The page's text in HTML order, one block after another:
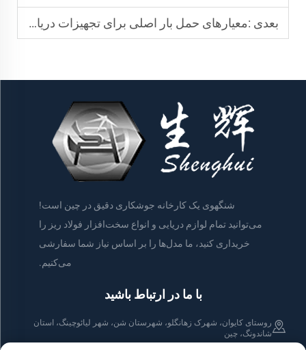
بعدی :معیارهای حمل بار اصلی برای تجهیزات دریایی چیست؟
شنگهوی یک کارخانه جوشکاری دقیق در چین است!
می‌توانید تمام لوازم دریایی و انواع سخت‌افزار فولاد ریز را
خریداری کنید، ما مدل‌ها را بر اساس نیاز شما سفارشی
می‌کنیم.
با ما در ارتباط باشید
روستای کایوان، شهرک زهانگلو، شهرستان شن، شهر لیائوچینگ، استان
شاندونگ، چین